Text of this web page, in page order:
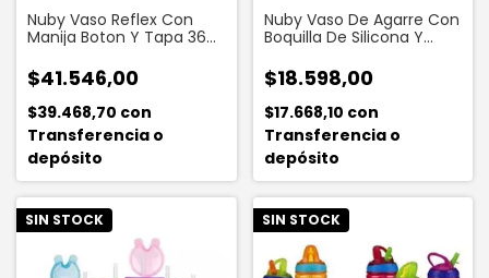
Nuby Vaso Reflex Con
Manija Boton Y Tapa 360
$41.546,00
$39.468,70 con
Transferencia o
depósito
Nuby Vaso De Agarre Con
Boquilla De Silicona Y
$18.598,00
$17.668,10 con
Transferencia o
depósito
SIN STOCK SIN STOCK